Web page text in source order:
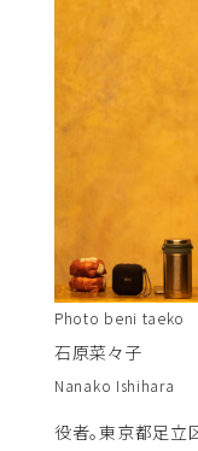
Photo beni taeko
石原菜々子
Nanako Ishihara
役者。東京都足立